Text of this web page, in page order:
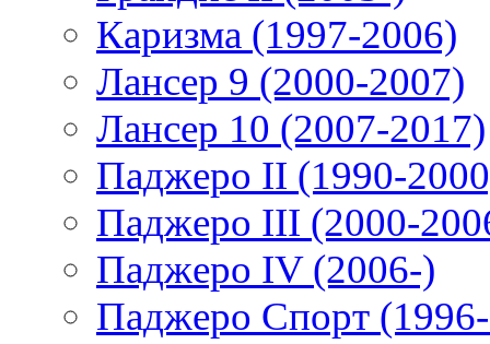
Каризма (1997-2006)
Лансер 9 (2000-2007)
Лансер 10 (2007-2017)
Паджеро II (1990-
Паджеро III (2000-
Паджеро IV (2006-)
Паджеро Спорт